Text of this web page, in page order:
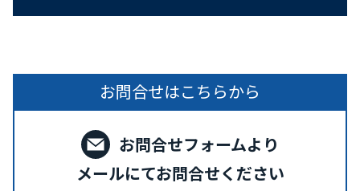
お問合せはこちらから
お問合せフォームより
メールにてお問合せください